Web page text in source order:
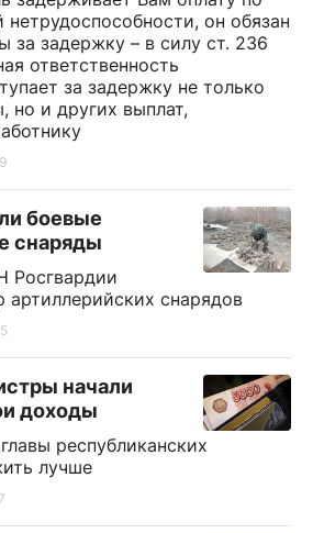
он обязан
за задержку – в силу ст. 236
ответственность
за задержку не только
но и других выплат,
боевые
снаряды
Росгвардии
артиллерийских снарядов
начали
доходы
республиканских
лучше